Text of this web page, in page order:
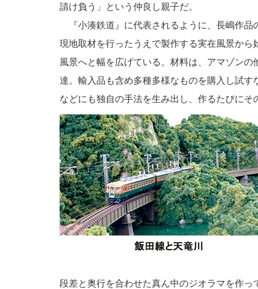
請け負う」という仲良し親子だ。
『小湊鉄道』に代表されるように、長嶋作品
現地取材を行ったうえで製作する実在風景か
風景へと幅を広げている。材料は、アマゾン
達。輸入品も含め多種多様なものを購入し試
などにも独自の手法を生み出し、作るたびにそ
段差と奥行を合わせた真ん中のジオラマを作